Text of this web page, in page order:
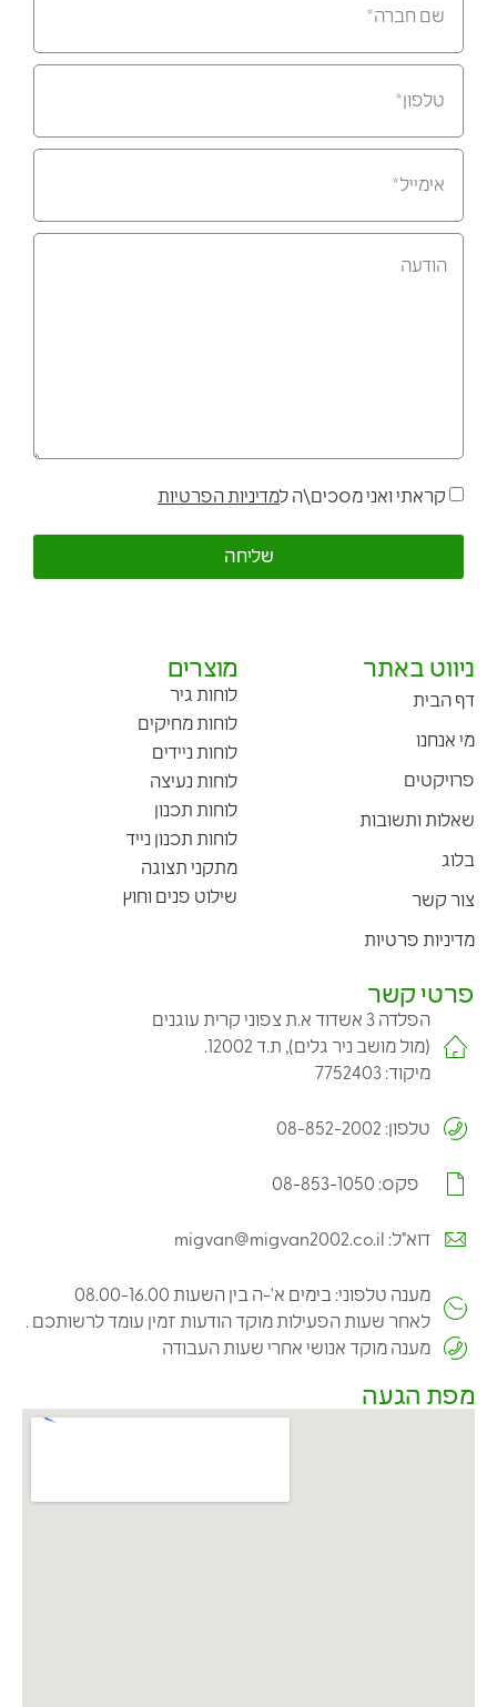
קראתי ואני מסכים\ה למדיניות הפרטיות
שליחה
ניווט באתר
דף הבית
מי אנחנו
פרויקטים
שאלות ותשובות
בלוג
צור קשר
מדיניות פרטיות
מוצרים
לוחות גיר
לוחות מחיקים
לוחות ניידים
לוחות נעיצה
לוחות תכנון
לוחות תכנון נייד
מתקני תצוגה
שילוט פנים וחוץ
פרטי קשר
הפלדה 3 אשדוד א.ת צפוני קרית עוגנים
(מול מושב ניר גלים), ת.ד 12002.
מיקוד: 7752403
טלפון: 08-852-2002
פקס: 08-853-1050
דוא"ל: migvan@migvan2002.co.il
מענה טלפוני: בימים א'-ה בין השעות 08.00-16.00
לאחר שעות הפעילות מוקד הודעות זמין עומד לרשותכם .
מענה מוקד אנושי אחרי שעות העבודה
מפת הגעה